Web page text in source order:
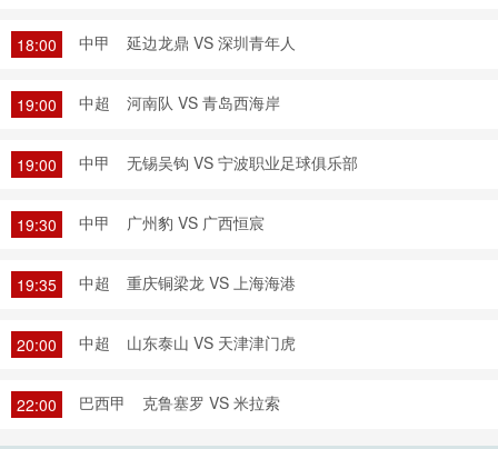
18:00 中甲 延边龙鼎 VS 深圳青年人
19:00 中超 河南队 VS 青岛西海岸
19:00 中甲 无锡吴钩 VS 宁波职业足球俱乐部
19:30 中甲 广州豹 VS 广西恒宸
19:35 中超 重庆铜梁龙 VS 上海海港
20:00 中超 山东泰山 VS 天津津门虎
22:00 巴西甲 克鲁塞罗 VS 米拉索